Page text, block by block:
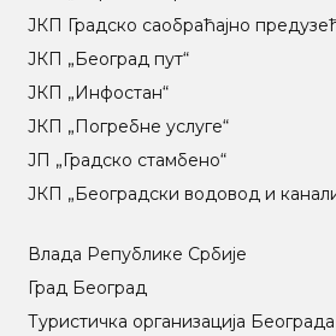
ЈКП Градско саобраћајно
ЈКП „Београд пут“
ЈКП „Инфостан“
ЈКП „Погребне услуге“
ЈП „Градско стамбено“
ЈКП „Београдски водовод и
Влада Републике Србије
Град Београд
Туристичка организација Београда